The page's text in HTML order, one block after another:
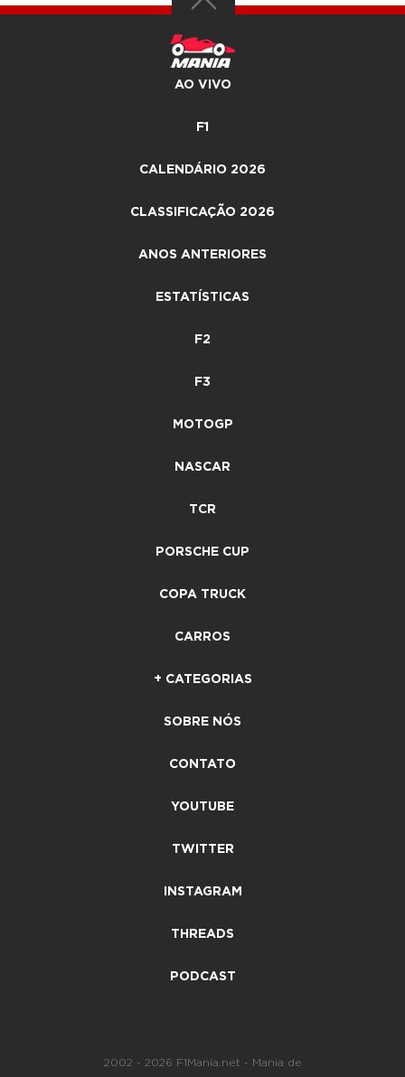
AO VIVO
F1
CALENDÁRIO 2026
CLASSIFICAÇÃO 2026
ANOS ANTERIORES
ESTATÍSTICAS
F2
F3
MOTOGP
NASCAR
TCR
PORSCHE CUP
COPA TRUCK
CARROS
+ CATEGORIAS
SOBRE NÓS
CONTATO
YOUTUBE
TWITTER
INSTAGRAM
THREADS
PODCAST
2002 - 2026 F1Mania.net - Mania de